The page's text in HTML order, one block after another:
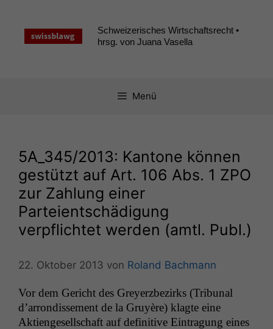
springen
Schweizerisches Wirtschaftsrecht •
hrsg. von Juana Vasella
Menü
5A_345/2013: Kantone können
gestützt auf Art. 106 Abs. 1 ZPO
zur Zahlung einer
Parteientschädigung
verpflichtet werden (amtl. Publ.)
22. Oktober 2013 von Roland Bachmann
Vor dem Gericht des Grey­erzbezirks (Tri­bunal
d’ar­rondisse­ment de la Gruyère) klagte eine
Aktienge­sellschaft auf defin­i­tive Ein­tra­gung eines